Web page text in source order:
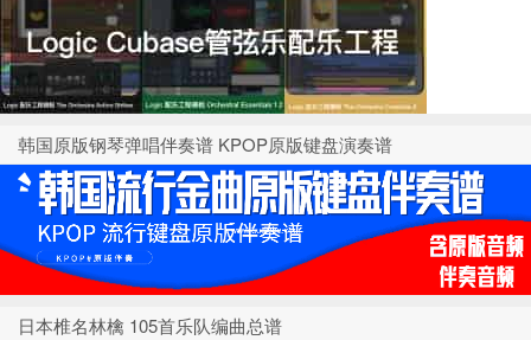
韩国原版钢琴弹唱伴奏谱 KPOP原版键盘演奏谱
日本椎名林檎 105首乐队编曲总谱